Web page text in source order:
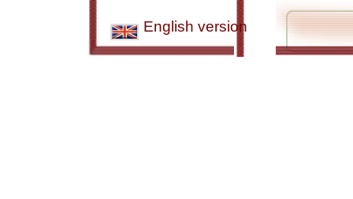
English version